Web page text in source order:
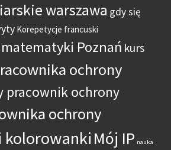
warszawa gdy się
Korepetycje francuski
Poznań kurs
ochrony
pracownik ochrony
ochrony
kolorowanki Mój IP nauka